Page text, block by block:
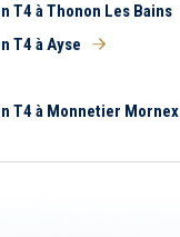
T4 à Thonon Les Bains
T4 à Ayse
T4 à Monnetier Mornex